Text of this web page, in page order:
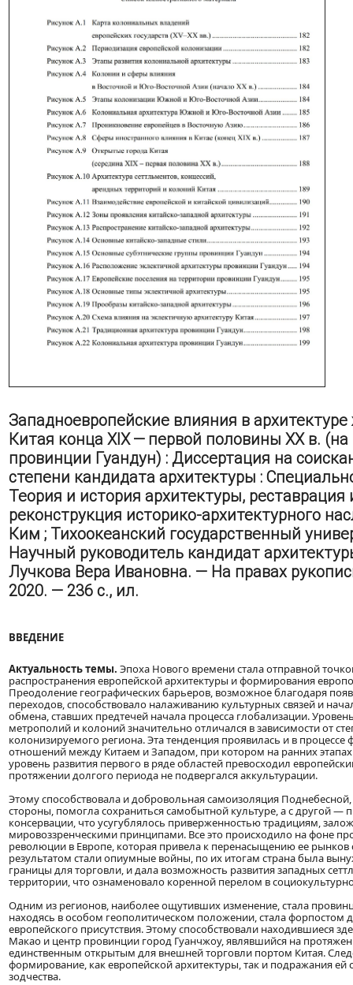
Западноевропейские влияния в
Китая конца XIX — первой половины XX в.
провинции Гуандун) : Диссертация на
степени кандидата архитектуры :
Теория и история архитектуры, реставрация
реконструкция историко-архитектурного
Ким ; Тихоокеанский государственный
Научный руководитель кандидат
Лучкова Вера Ивановна. — На правах
2020. — 236 с., ил.
ВВЕДЕНИЕ
Актуальность темы. Эпоха Нового времени стала отправной
распространения европейской архитектуры и формирования
Преодоление географических барьеров, возможное благодаря
переходов, способствовало налаживанию культурных связей и
обмена, ставших предтечей начала процесса глобализации.
метрополий и колоний значительно отличался в зависимости от
колонизируемого региона. Эта тенденция проявилась и в
отношений между Китаем и Западом, при котором на ранних
уровень развития первого в ряде областей превосходил
протяжении долгого периода не подвергался аккультурации.
Этому способствовала и добровольная самоизоляция
стороны, помогла сохраниться самобытной культуре, а с другой —
консервации, что усугублялось приверженностью традициям,
мировоззренческими принципами. Все это происходило на фоне
революции в Европе, которая привела к перенасыщению ее рынков
результатом стали опиумные войны, по их итогам страна была
границы для торговли, и дала возможность развития западных
территории, что ознаменовало коренной перелом в
Одним из регионов, наиболее ощутивших изменение, стала
находясь в особом геополитическом положении, стала форпостом
европейского присутствия. Этому способствовали находившиеся
Макао и центр провинции город Гуанчжоу, являвшийся на
единственным открытым для внешней торговли портом Китая.
формирование, как европейской архитектуры, так и подражания ей
зодчества.